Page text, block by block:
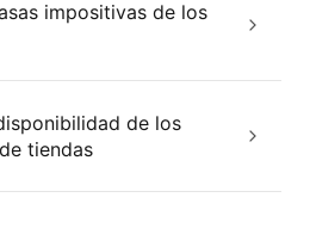
impositivas de los
de los
tiendas